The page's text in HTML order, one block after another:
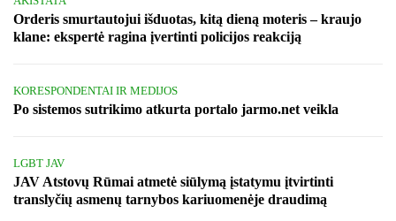
Orderis smurtautojui išduotas, kitą dieną moteris – kraujo
klane: ekspertė ragina įvertinti policijos reakciją
KORESPONDENTAI IR MEDIJOS
Po sistemos sutrikimo atkurta portalo jarmo.net veikla
LGBT JAV
JAV Atstovų Rūmai atmetė siūlymą įstatymu įtvirtinti
translyčių asmenų tarnybos kariuomenėje draudimą